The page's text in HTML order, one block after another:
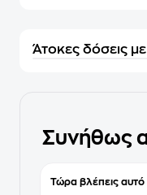
Άτοκες δόσεις
Συνήθως
Τώρα βλέπεις αυτό